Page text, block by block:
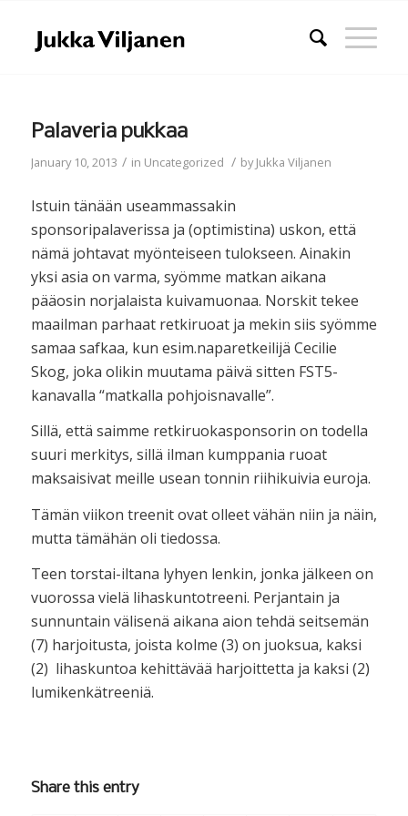
Palaveria pukkaa
January 10, 2013 / in Uncategorized / byJukka Viljanen
Istuin tänään useammassakin
sponsoripalaverissa ja (optimistina) uskon, että
nämä johtavat myönteiseen tulokseen. Ainakin
yksi asia on varma, syömme matkan aikana
pääosin norjalaista kuivamuonaa. Norskit tekee
maailman parhaat retkiruoat ja mekin siis syömme
samaa safkaa, kun esim.naparetkeilijä Cecilie
Skog, joka olikin muutama päivä sitten FST5-
kanavalla “matkalla pohjoisnavalle”.
Sillä, että saimme retkiruokasponsorin on todella
suuri merkitys, sillä ilman kumppania ruoat
maksaisivat meille usean tonnin riihikuivia euroja.
Tämän viikon treenit ovat olleet vähän niin ja näin,
mutta tämähän oli tiedossa.
Teen torstai-iltana lyhyen lenkin, jonka jälkeen on
vuorossa vielä lihaskuntotreeni. Perjantain ja
sunnuntain välisenä aikana aion tehdä seitsemän
(7) harjoitusta, joista kolme (3) on juoksua, kaksi
(2) lihaskuntoa kehittävää harjoittetta ja kaksi (2)
lumikenkätreeniä.
Share this entry